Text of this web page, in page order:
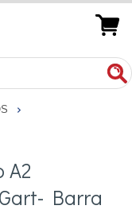
A2
Barra